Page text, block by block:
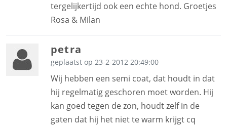
tergelijkertijd ook een echte hond. Groetjes
Rosa & Milan
petra
geplaatst op 23-2-2012 20:49:00
Wij hebben een semi coat, dat houdt in dat
hij regelmatig geschoren moet worden. Hij
kan goed tegen de zon, houdt zelf in de
gaten dat hij het niet te warm krijgt cq